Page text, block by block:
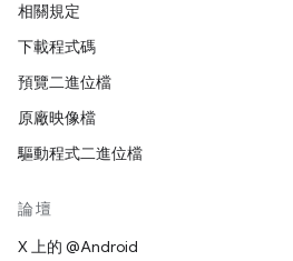
相關規定
下載程式碼
預覽二進位檔
原廠映像檔
驅動程式二進位檔
論壇
X 上的 @Android